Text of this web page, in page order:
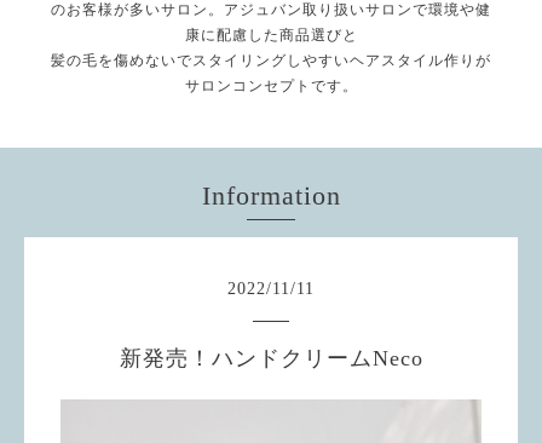
のお客様が多いサロン。アジュバン取り扱いサロンで環境や健
康に配慮した商品選びと
髪の毛を傷めないでスタイリングしやすいヘアスタイル作りが
サロンコンセプトです。
Information
2022/11/11
新発売！ハンドクリームNeco